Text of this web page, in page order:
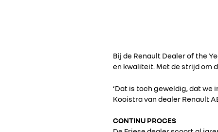
Bij de Renault Dealer of the
en kwaliteit. Met de strijd om
‘Dat is toch geweldig, dat we
Kooistra van dealer Renault
CONTINU PROCES